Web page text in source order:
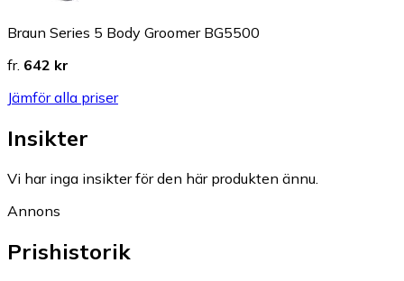
Braun Series 5 Body Groomer BG5500
fr. 642 kr
Jämför alla priser
Insikter
Vi har inga insikter för den här produkten ännu.
Annons
Prishistorik